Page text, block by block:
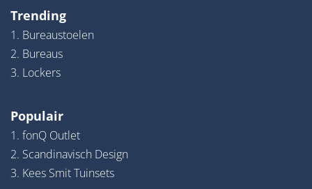
Trending
1. Bureaustoelen
2. Bureaus
3. Lockers
Populair
1. fonQ Outlet
2. Scandinavisch Design
3. Kees Smit Tuinsets